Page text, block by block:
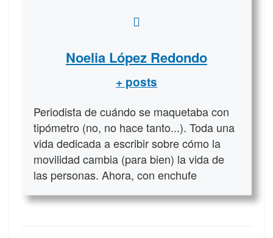
Noelia López Redondo
+ posts
Periodista de cuándo se maquetaba con
tipómetro (no, no hace tanto...). Toda una
vida dedicada a escribir sobre cómo la
movilidad cambia (para bien) la vida de
las personas. Ahora, con enchufe